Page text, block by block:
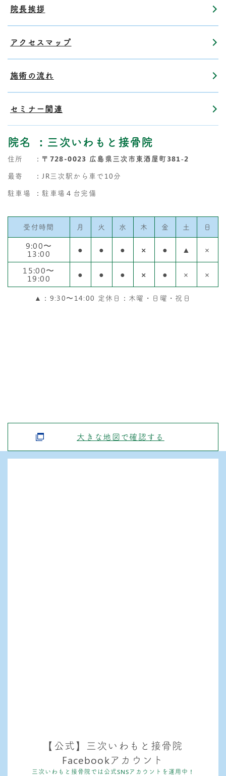
院長挨拶
アクセスマップ
施術の流れ
セミナー関連
院名 ：三次いわもと接骨院
住所 ： 〒728-0023 広島県三次市東酒屋町381‐2
最寄
：JR三次駅から車で10分
駐車場
：駐車場４台完備
受付時間 月 火 水 木 金 土 日
9:00〜
13:00 ● ● ● × ● ▲
×
15:00〜
19:00 ● ● ● × ● × ×
▲：9:30〜14:00 定休日：木曜・日曜・祝日
大きな地図で確認する
【公式】三次いわもと接骨院
Facebookアカウント
三次いわもと接骨院では公式SNSアカウントを運用中！